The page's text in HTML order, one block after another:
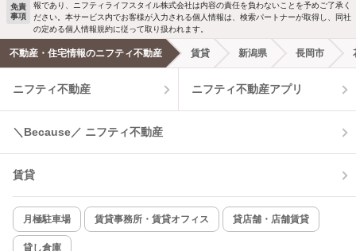
洗濯機置場あり 独立洗面台
エアコンあり 都市ガス
温水洗浄便座 オートロック
コンロ2口以上
新着のみ インターネット無料
免責
事項
報であり、ニフティライフスタイル株式会社は内容の責任を負わないことを予めご了承く
ださい。本サービス内でお客様が入力される個人情報は、検索パートナーが取得し、同社
の定める個人情報規約に従って取り扱われます。
不動産・住宅情報のニフティ不動産 賃貸 新潟県 長岡市
ニフティ不動産 ニフティ不動産アプリ
＼Because／ ニフティ不動産
賃貸
月極駐車場 賃貸事務所・賃貸オフィス 貸店舗・店舗賃貸
貸し倉庫